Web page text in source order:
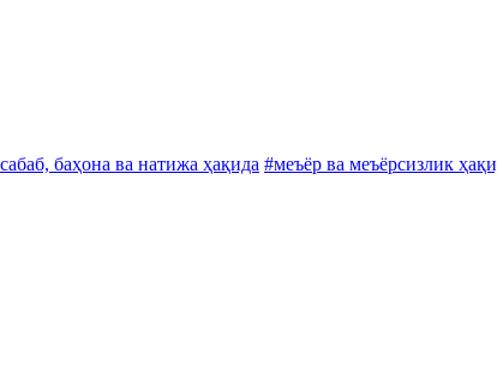
баҳона ва натижа ҳақида #меъёр ва меъёрсизлик